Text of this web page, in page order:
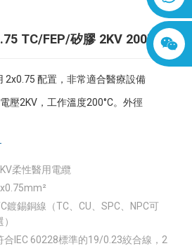
TC/FEP/矽膠 2KV 200°C
2x0.75 配置，非常適合醫療設備
壓2KV，工作溫度200°C。外徑
柔性醫用電纜
鍍錫銅線（TC、CU、SPC、NPC可
）
合IEC 60228標準的19/0.23絞合線，2